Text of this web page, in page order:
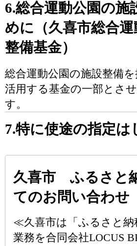
6.総合運動公園の施
めに（久喜市総合
整備基金）
総合運動公園の施設整備
活用する基金の一部とさ
す。
7.特に使途の指定は
久喜市 ふるさと
てのお問い合わせ
≪久喜市は「ふるさと納
業務を合同会社LOCUS